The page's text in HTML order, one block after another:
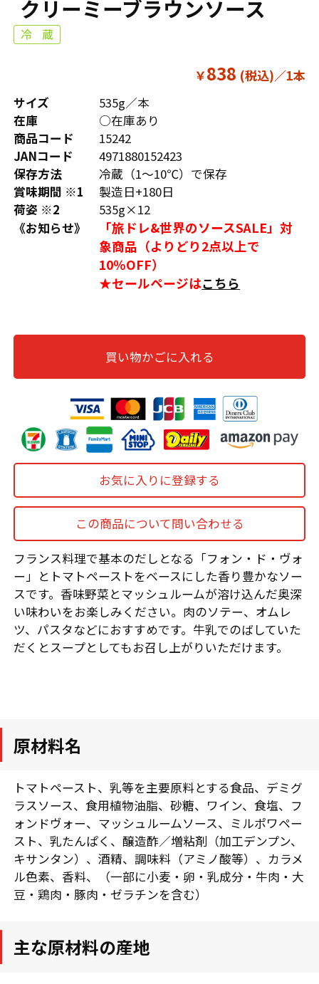
クリーミーブラウンソース
￥838
サイズ 535g／本
商品コード 15242
在庫 ○在庫あり
JANコード
4971880152423
保存方法
冷蔵（1～10℃）で保存
賞味期間 ※1
製造日+180日
荷姿 ※2
535g×12
《お知らせ》
「旅ドレ&世界のソースSALE」対
象商品（よりどり2点以上で
10％OFF）
★セールページはこちら
買い物かごに入れる
お気に入りに登録する
この商品について問い合わせる
フランス料理で基本のだしとなる「フォン・ド・ヴォ
ー」とトマトペーストをベースにした香り豊かなソー
スです。香味野菜とマッシュルームが溶け込んだ奥深
い味わいをお楽しみください。肉のソテー、オムレ
ツ、パスタなどにおすすめです。牛乳でのばしていた
だくとスープとしてもお召し上がりいただけます。
原材料名
トマトペースト、乳等を主要原料とする食品、デミグ
ラスソース、食用植物油脂、砂糖、ワイン、食塩、フ
ォンドヴォー、マッシュルームソース、ミルポワペー
スト、乳たんぱく、醸造酢／増粘剤（加工デンプン、
キサンタン）、酒精、調味料（アミノ酸等）、カラメ
ル色素、香料、（一部に小麦・卵・乳成分・牛肉・大
豆・鶏肉・豚肉・ゼラチンを含む）
主な原材料の産地